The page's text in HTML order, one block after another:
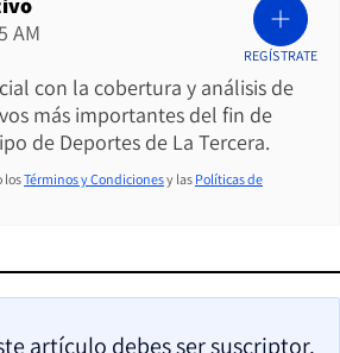
AM
con la cobertura y análisis de
más importantes del fin de
de Deportes de La Tercera.
REGÍSTRATE
losTérminos y Condicionesy las Políticas de
artículo debes ser suscriptor.